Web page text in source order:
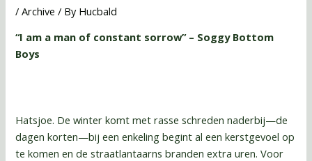
/Archive / By Hucbald
“I am a man of constant sorrow” – Soggy Bottom
Boys
Hatsjoe. De winter komt met rasse schreden naderbij—de
dagen korten—bij een enkeling begint al een kerstgevoel op
te komen en de straatlantaarns branden extra uren. Voor